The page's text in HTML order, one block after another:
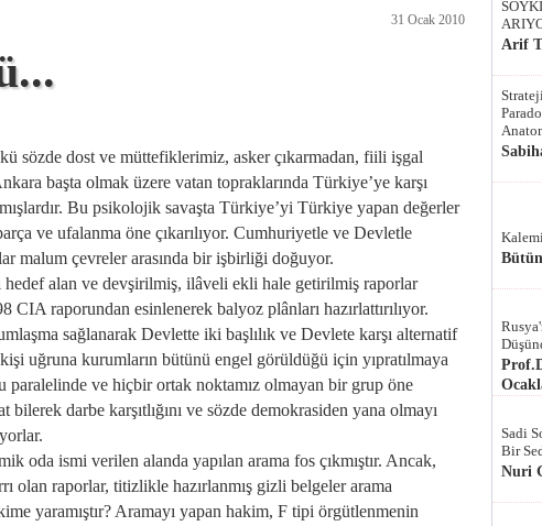
31 Ocak 2010
sözde dost ve müttefiklerimiz, asker çıkarmadan, fiili işgal
başta olmak üzere vatan topraklarında Türkiye’ye karşı
Bu psikolojik savaşta Türkiye’yi Türkiye yapan değerler
ve ufalanma öne çıkarılıyor. Cumhuriyetle ve Devletle
malum çevreler arasında bir işbirliği doğuyor.
hedef alan ve devşirilmiş, ilâveli ekli hale getirilmiş raporlar
CIA raporundan esinlenerek balyoz plânları hazırlattırılıyor.
sağlanarak Devlette iki başlılık ve Devlete karşı alternatif
uğruna kurumların bütünü engel görüldüğü için yıpratılmaya
paralelinde ve hiçbir ortak noktamız olmayan bir grup öne
bilerek darbe karşıtlığını ve sözde demokrasiden yana olmayı
oda ismi verilen alanda yapılan arama fos çıkmıştır. Ancak,
olan raporlar, titizlikle hazırlanmış gizli belgeler arama
yaramıştır? Aramayı yapan hakim, F tipi örgütlenmenin
Arif
Sadi
Bir
Nuri